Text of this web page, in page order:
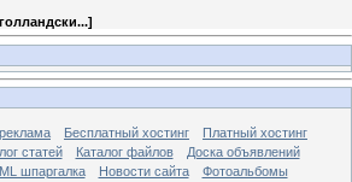
]
Бесплатный хостинг
Платный хостинг
статей Каталог файлов
Доска объявлений
шпаргалка Новости сайта
Фотоальбомы